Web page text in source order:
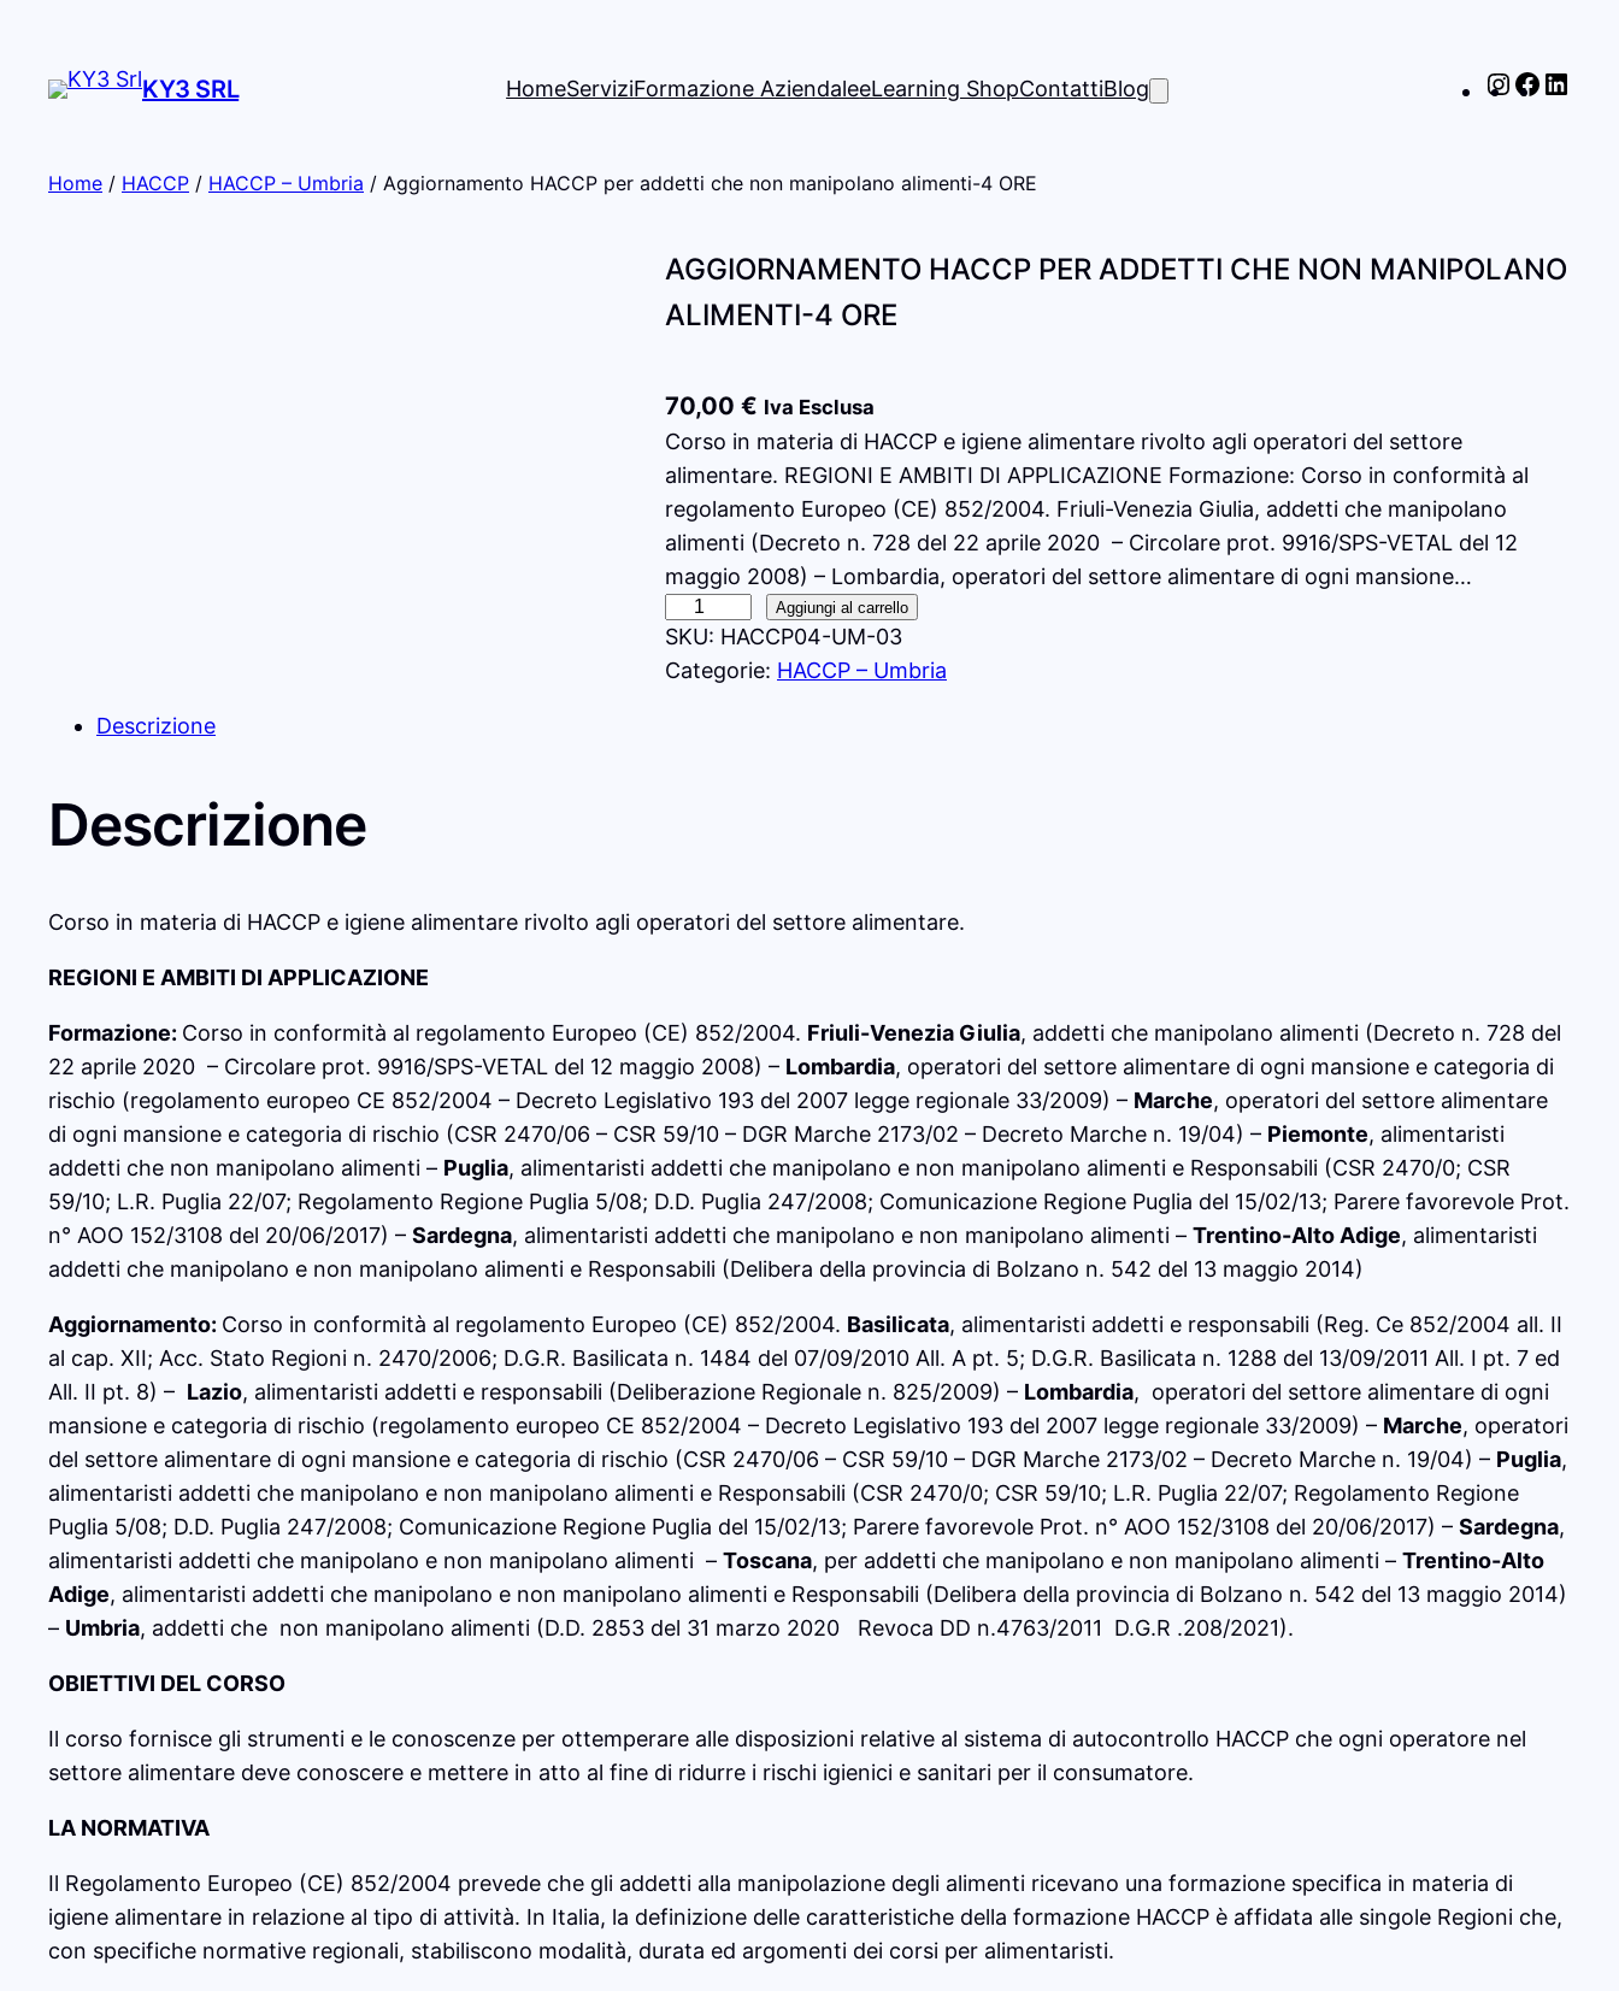
KY3 SRL HomeServiziFormazione AziendaleeLearning ShopContattiBlog Instagram
Home / HACCP / HACCP – Umbria / Aggiornamento HACCP per addetti che non manipolano alimenti-4 ORE
AGGIORNAMENTO HACCP PER ADDETTI CHE NON MANIPOLANO
ALIMENTI-4 ORE
70,00 € Iva Esclusa
Corso in materia di HACCP e igiene alimentare rivolto agli operatori del settore
alimentare. REGIONI E AMBITI DI APPLICAZIONE Formazione: Corso in conformità al
regolamento Europeo (CE) 852/2004. Friuli-Venezia Giulia, addetti che manipolano
alimenti (Decreto n. 728 del 22 aprile 2020 – Circolare prot. 9916/SPS-VETAL del 12
maggio 2008) – Lombardia, operatori del settore alimentare di ogni mansione…
g
g
e
H
A
C
C
P
p
e
r
a
d
d
e
t
t
i
c
h
e
p
o
l
Aggiungi al carrello
SKU: HACCP04-UM-03
Categorie: HACCP – Umbria
Descrizione
Descrizione
Corso in materia di HACCP e igiene alimentare rivolto agli operatori del settore alimentare.
REGIONI E AMBITI DI APPLICAZIONE
Formazione: Corso in conformità al regolamento Europeo (CE) 852/2004. Friuli-Venezia Giulia, addetti che manipolano alimenti (Decreto n. 728 del
22 aprile 2020 – Circolare prot. 9916/SPS-VETAL del 12 maggio 2008) – Lombardia, operatori del settore alimentare di ogni mansione e categoria di
rischio (regolamento europeo CE 852/2004 – Decreto Legislativo 193 del 2007 legge regionale 33/2009) – Marche, operatori del settore alimentare
di ogni mansione e categoria di rischio (CSR 2470/06 – CSR 59/10 – DGR Marche 2173/02 – Decreto Marche n. 19/04) – Piemonte, alimentaristi
addetti che non manipolano alimenti – Puglia, alimentaristi addetti che manipolano e non manipolano alimenti e Responsabili (CSR 2470/0; CSR
59/10; L.R. Puglia 22/07; Regolamento Regione Puglia 5/08; D.D. Puglia 247/2008; Comunicazione Regione Puglia del 15/02/13; Parere favorevole Prot.
n° AOO 152/3108 del 20/06/2017) – Sardegna, alimentaristi addetti che manipolano e non manipolano alimenti – Trentino-Alto Adige, alimentaristi
addetti che manipolano e non manipolano alimenti e Responsabili (Delibera della provincia di Bolzano n. 542 del 13 maggio 2014)
Aggiornamento: Corso in conformità al regolamento Europeo (CE) 852/2004. Basilicata, alimentaristi addetti e responsabili (Reg. Ce 852/2004 all. II
al cap. XII; Acc. Stato Regioni n. 2470/2006; D.G.R. Basilicata n. 1484 del 07/09/2010 All. A pt. 5; D.G.R. Basilicata n. 1288 del 13/09/2011 All. I pt. 7 ed
All. II pt. 8) – Lazio, alimentaristi addetti e responsabili (Deliberazione Regionale n. 825/2009) – Lombardia, operatori del settore alimentare di ogni
mansione e categoria di rischio (regolamento europeo CE 852/2004 – Decreto Legislativo 193 del 2007 legge regionale 33/2009) – Marche, operatori
del settore alimentare di ogni mansione e categoria di rischio (CSR 2470/06 – CSR 59/10 – DGR Marche 2173/02 – Decreto Marche n. 19/04) – Puglia,
alimentaristi addetti che manipolano e non manipolano alimenti e Responsabili (CSR 2470/0; CSR 59/10; L.R. Puglia 22/07; Regolamento Regione
Puglia 5/08; D.D. Puglia 247/2008; Comunicazione Regione Puglia del 15/02/13; Parere favorevole Prot. n° AOO 152/3108 del 20/06/2017) – Sardegna,
alimentaristi addetti che manipolano e non manipolano alimenti – Toscana, per addetti che manipolano e non manipolano alimenti – Trentino-Alto
Adige, alimentaristi addetti che manipolano e non manipolano alimenti e Responsabili (Delibera della provincia di Bolzano n. 542 del 13 maggio 2014)
– Umbria, addetti che non manipolano alimenti (D.D. 2853 del 31 marzo 2020 Revoca DD n.4763/2011 D.G.R .208/2021).
OBIETTIVI DEL CORSO
Il corso fornisce gli strumenti e le conoscenze per ottemperare alle disposizioni relative al sistema di autocontrollo HACCP che ogni operatore nel
settore alimentare deve conoscere e mettere in atto al fine di ridurre i rischi igienici e sanitari per il consumatore.
LA NORMATIVA
Il Regolamento Europeo (CE) 852/2004 prevede che gli addetti alla manipolazione degli alimenti ricevano una formazione specifica in materia di
igiene alimentare in relazione al tipo di attività. In Italia, la definizione delle caratteristiche della formazione HACCP è affidata alle singole Regioni che,
con specifiche normative regionali, stabiliscono modalità, durata ed argomenti dei corsi per alimentaristi.